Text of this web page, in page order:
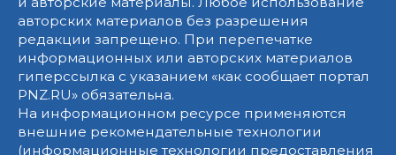
авторских материалов без разрешения
редакции запрещено. При перепечатке
информационных или авторских материалов
гиперссылка с указанием «как сообщает портал
PNZ.RU» обязательна.
На информационном ресурсе применяются
внешние рекомендательные технологии
(информационные технологии предоставления